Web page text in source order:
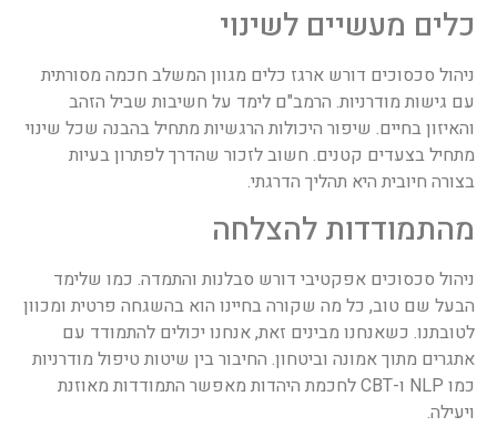
כלים מעשיים לשינוי
ניהול סכסוכים דורש ארגז כלים מגוון המשלב חכמה מסורתית
עם גישות מודרניות. הרמב"ם לימד על חשיבות שביל הזהב
והאיזון בחיים. שיפור היכולות הרגשיות מתחיל בהבנה שכל שינוי
מתחיל בצעדים קטנים. חשוב לזכור שהדרך לפתרון בעיות
בצורה חיובית היא תהליך הדרגתי.
מהתמודדות להצלחה
ניהול סכסוכים אפקטיבי דורש סבלנות והתמדה. כמו שלימד
הבעל שם טוב, כל מה שקורה בחיינו הוא בהשגחה פרטית ומכוון
לטובתנו. כשאנחנו מבינים זאת, אנחנו יכולים להתמודד עם
אתגרים מתוך אמונה וביטחון. החיבור בין שיטות טיפול מודרניות
כמו NLP ו-CBT לחכמת היהדות מאפשר התמודדות מאוזנת
ויעילה.